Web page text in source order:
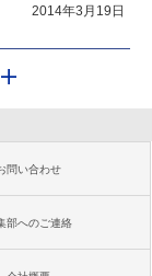
2014年3月19日
問い合わせ
部へのご連絡